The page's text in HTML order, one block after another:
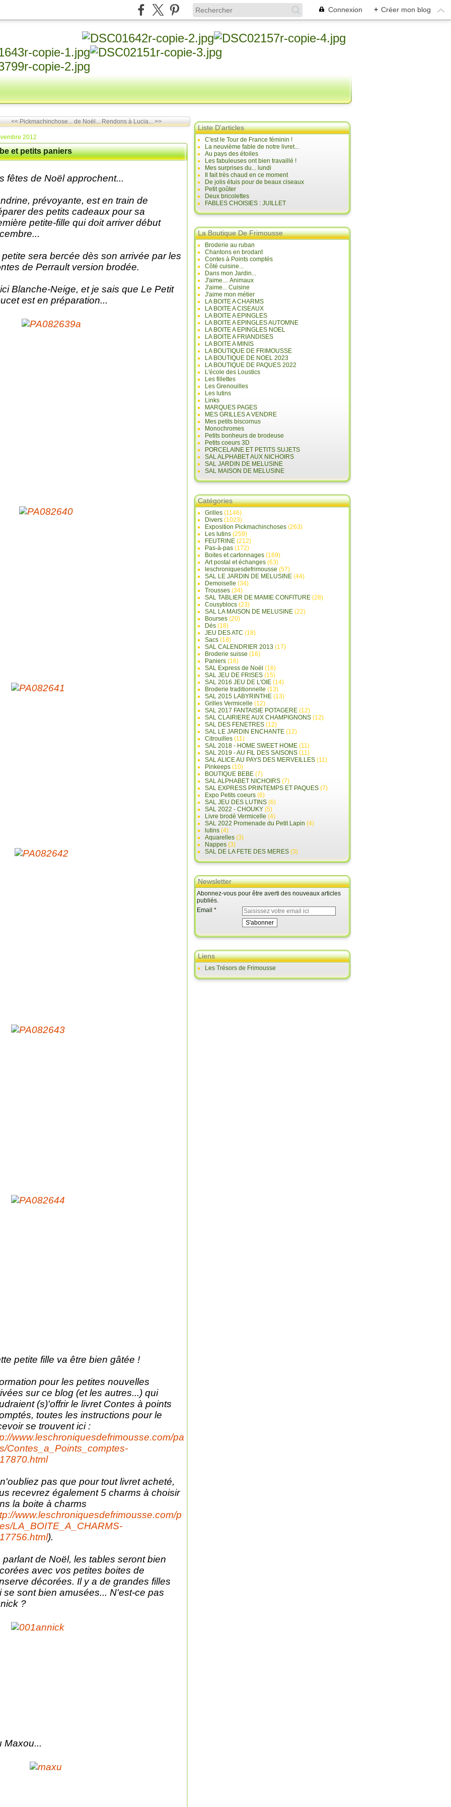
Connexion + Créer mon blog
<< Pickmachinchose... de Noël... Rendons à Lucia... >>
2012
et petits paniers
fêtes de Noël approchent...
prévoyante, est en train de
des petits cadeaux pour sa
petite-fille qui doit arriver début
sera bercée dès son arrivée par les
de Perrault version brodée.
Blanche-Neige, et je sais que Le Petit
est en préparation...
petite fille va être bien gâtée !
pour les petites nouvelles
sur ce blog (et les autres...) qui
(s)'offrir le livret Contes à points
toutes les instructions pour le
se trouvent ici :
www.leschroniquesdefrimousse.com/pa
Contes_a_Points_comptes-
pas que pour tout livret acheté,
recevrez également 5 charms à choisir
la boite à charms
www.leschroniquesdefrimousse.com/p
LA_BOITE_A_CHARMS-
).
parlant de Noël, les tables seront bien
avec vos petites boites de
décorées. Il y a de grandes filles
se sont bien amusées... N'est-ce pas
?
Maxou...
Liste D'articles
C'est le Tour de France féminin !
La neuvième fable de notre livret...
Au pays des étoiles
Les fabuleuses ont bien travaillé !
Mes surprises du... lundi
Il fait très chaud en ce moment
De jolis étuis pour de beaux ciseaux
Petit goûter
Deux bricolettes
FABLES CHOISIES : JUILLET
La Boutique De Frimousse
Broderie au ruban
Chantons en brodant
Contes à Points comptés
Côté cuisine...
Dans mon Jardin...
J'aime.... Animaux
J'aime... Cuisine
J'aime mon métier
LA BOITE A CHARMS
LA BOITE A CISEAUX
LA BOITE A EPINGLES
LA BOITE A EPINGLES AUTOMNE
LA BOITE A EPINGLES NOEL
LA BOITE A FRIANDISES
LA BOITE A MINIS
LA BOUTIQUE DE FRIMOUSSE
LA BOUTIQUE DE NOEL 2023
LA BOUTIQUE DE PAQUES 2022
L'école des Loustics
Les fillettes
Les Grenouilles
Les lutins
Links
MARQUES PAGES
MES GRILLES A VENDRE
Mes petits biscornus
Monochromes
Petits bonheurs de brodeuse
Petits coeurs 3D
PORCELAINE ET PETITS SUJETS
SAL ALPHABET AUX NICHOIRS
SAL JARDIN DE MELUSINE
SAL MAISON DE MELUSINE
Catégories
Grilles (1146)
Divers (1023)
Exposition Pickmachinchoses (263)
Les lutins (259)
FEUTRINE (212)
Pas-à-pas (172)
Boites et cartonnages (169)
Art postal et échanges (63)
leschroniquesdefrimousse (57)
SAL LE JARDIN DE MELUSINE (44)
Demoiselle (34)
Trousses (34)
SAL TABLIER DE MAMIE CONFITURE (28)
Cousyblocs (23)
SAL LA MAISON DE MELUSINE (22)
Bourses (20)
Dés (18)
JEU DES ATC (18)
Sacs (18)
SAL CALENDRIER 2013 (17)
Broderie suisse (16)
Paniers (16)
SAL Express de Noël (16)
SAL JEU DE FRISES (15)
SAL 2016 JEU DE L'OIE (14)
Broderie traditionnelle (13)
SAL 2015 LABYRINTHE (13)
Grilles Vermicelle (12)
SAL 2017 FANTAISIE POTAGERE (12)
SAL CLAIRIERE AUX CHAMPIGNONS (12)
SAL DES FENETRES (12)
SAL LE JARDIN ENCHANTE (12)
Citrouilles (11)
SAL 2018 - HOME SWEET HOME (11)
SAL 2019 - AU FIL DES SAISONS (11)
SAL ALICE AU PAYS DES MERVEILLES (11)
Pinkeeps (10)
BOUTIQUE BEBE (7)
SAL ALPHABET NICHOIRS (7)
SAL EXPRESS PRINTEMPS ET PAQUES (7)
Expo Petits coeurs (6)
SAL JEU DES LUTINS (6)
SAL 2022 - CHOUKY (5)
Livre brodé Vermicelle (4)
SAL 2022 Promenade du Petit Lapin (4)
lutins (4)
Aquarelles (3)
Nappes (3)
SAL DE LA FETE DES MERES (3)
Newsletter
Abonnez-vous pour être averti des nouveaux articles
publiés.
Email
Liens
Les Trésors de Frimousse